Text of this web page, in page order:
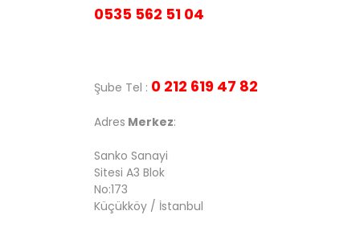
0535 562 51 04
Şube Tel : 0 212 619 47 82
Adres Merkez:
Sanko Sanayi
Sitesi A3 Blok
No:173
Küçükköy / İstanbul